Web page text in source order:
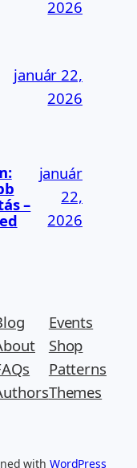
2026
január 22,
2026
–
január
22,
2026
Events
Shop
Patterns
Themes
with WordPress